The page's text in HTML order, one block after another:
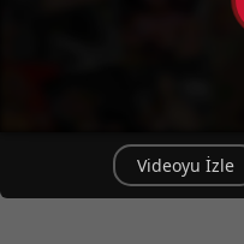
Videoyu İzle